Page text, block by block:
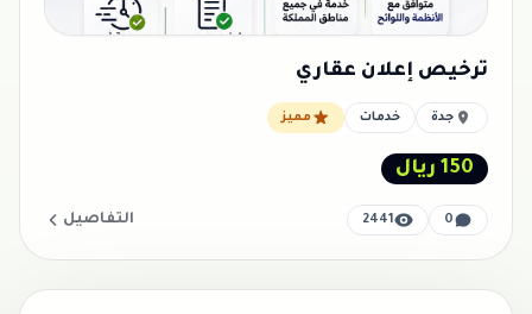
ترخيص إعلان عقاري
جدة خدمات مميز
150 ريال
0
2441 التفاصيل